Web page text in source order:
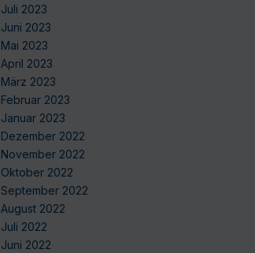
Juli 2023
Juni 2023
Mai 2023
April 2023
März 2023
Februar 2023
Januar 2023
Dezember 2022
November 2022
Oktober 2022
September 2022
August 2022
Juli 2022
Juni 2022